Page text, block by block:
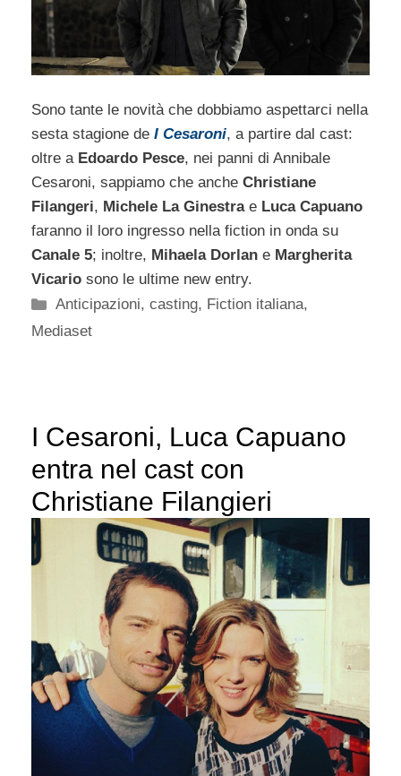
Sono tante le novità che dobbiamo aspettarci nella
sesta stagione de I Cesaroni, a partire dal cast:
oltre a Edoardo Pesce, nei panni di Annibale
Cesaroni, sappiamo che anche Christiane
Filangeri, Michele La Ginestrae Luca Capuano
faranno il loro ingresso nella fiction in onda su
Canale 5; inoltre, Mihaela Dorlan e Margherita
Vicario sono le ultime new entry.
Categorie
Anticipazioni,casting, Fiction italiana,
Mediaset
I Cesaroni, Luca Capuano
entra nel cast con
Christiane Filangieri